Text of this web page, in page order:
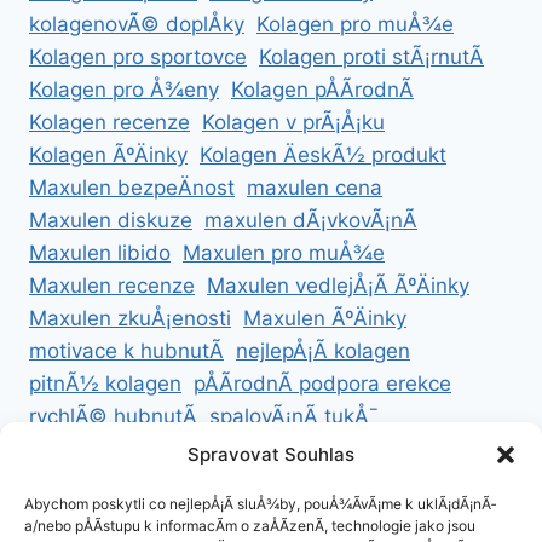
kolagenovÃ© doplÅky Kolagen pro muÅ¾e
Kolagen pro sportovce Kolagen proti stÃ¡rnutÃ­
Kolagen pro Å¾eny Kolagen pÅÃ­rodnÃ­
Kolagen recenze Kolagen v prÃ¡Å¡ku
Kolagen ÃºÄinky Kolagen ÄeskÃ½ produkt
Maxulen bezpeÄnost maxulen cena
Maxulen diskuze maxulen dÃ¡vkovÃ¡nÃ­
Maxulen libido Maxulen pro muÅ¾e
Maxulen recenze Maxulen vedlejÅ¡Ã­ ÃºÄinky
Maxulen zkuÅ¡enosti Maxulen ÃºÄinky
motivace k hubnutÃ­ nejlepÅ¡Ã­ kolagen
pitnÃ½ kolagen pÅÃ­rodnÃ­ podpora erekce
rychlÃ© hubnutÃ­ spalovÃ¡nÃ­ tukÅ¯
ZdravÃ© hubnutÃ­ ZdravÃ© recepty na hubnutÃ­
Spravovat Souhlas
Abychom poskytli co nejlepÅ¡Ã­ sluÅ¾by, pouÅ¾Ã­vÃ¡me k uklÃ¡dÃ¡nÃ­
a/nebo pÅÃ­stupu k informacÃ­m o zaÅÃ­zenÃ­, technologie jako jsou